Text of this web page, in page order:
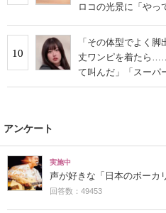
ロコの光景に「やっ
10
「その体型でよく
丈ワンピを着たら
て叫んだ」「スーパ
アンケート
実施中
声が好きな「日本のボーカ
回答数：49453